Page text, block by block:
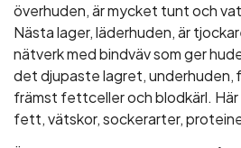
överhuden, är mycket tunt och
Nästa lager, läderhuden, är
nätverk med bindväv som ger
det djupaste lagret, underhuden,
främst fettceller och blodkärl.
fett, vätskor, sockerarter,